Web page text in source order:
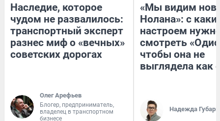
Наследие, которое
чудом не развалилось:
транспортный эксперт
разнес миф о «вечных»
советских дорогах
Олег Арефьев
Блогер, предприниматель,
владелец в транспортном
бизнесе
«Мы видим
Нолана»: с
настроем
смотреть
чтобы она не
выглядела как
Надежда Губарь